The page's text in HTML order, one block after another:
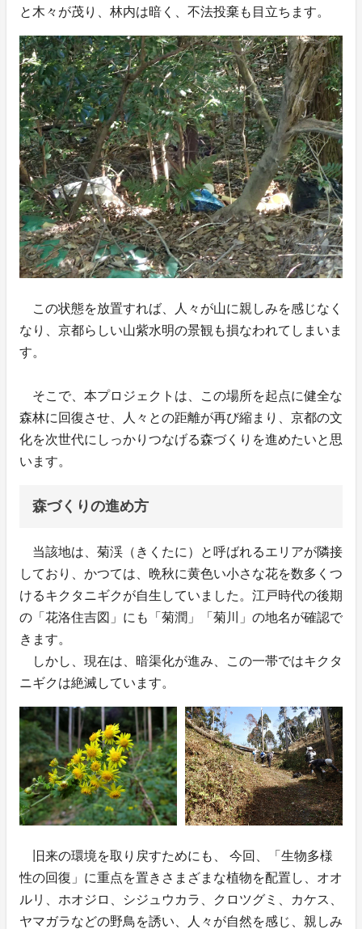
と木々が茂り、林内は暗く、不法投棄も目立ちます。
この状態を放置すれば、人々が山に親しみを感じなく
なり、京都らしい山紫水明の景観も損なわれてしまいま
す。
そこで、本プロジェクトは、この場所を起点に健全な
森林に回復させ、人々との距離が再び縮まり、京都の文
化を次世代にしっかりつなげる森づくりを進めたいと思
います。
森づくりの進め方
当該地は、菊渓（きくたに）と呼ばれるエリアが隣接
しており、かつては、晩秋に黄色い小さな花を数多くつ
けるキクタニギクが自生していました。江戸時代の後期
の「花洛住吉図」にも「菊潤」「菊川」の地名が確認で
きます。
しかし、現在は、暗渠化が進み、この一帯ではキクタ
ニギクは絶滅しています。
旧来の環境を取り戻すためにも、 今回、「生物多様
性の回復」に重点を置きさまざまな植物を配置し、オオ
ルリ、ホオジロ、シジュウカラ、クロツグミ、カケス、
ヤマガラなどの野鳥を誘い、人々が自然を感じ、親しみ